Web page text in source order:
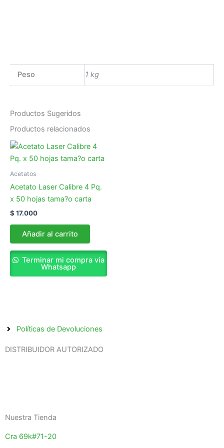
Peso 1 kg
Productos Sugeridos
Productos relacionados
Acetatos
Acetato Laser Calibre 4 Pq.
x 50 hojas tama?o carta
$ 17.000
Añadir al carrito
Terminar mi compra vía
Whatsapp
Políticas de Devoluciones
DISTRIBUIDOR AUTORIZADO
Nuestra Tienda
Cra 69k#71-20